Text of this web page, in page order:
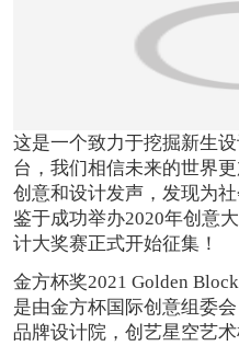
这是一个致力于挖掘新生
台，我们相信未来的世界
创意和设计发声，发现为
鉴于成功举办2020年创意
计大奖赛正式开始征集！
金方杯奖2021 Golden
是由金方杯国际创意组委
品牌设计院，创艺星空艺